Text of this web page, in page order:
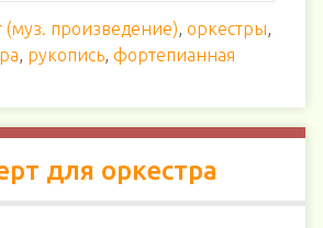
(муз. произведение), оркестры,
, рукопись, фортепианная
для оркестра